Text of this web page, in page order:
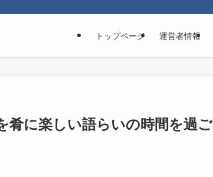
トップページ 運営者情報
肴に楽しい語らいの時間を過ご